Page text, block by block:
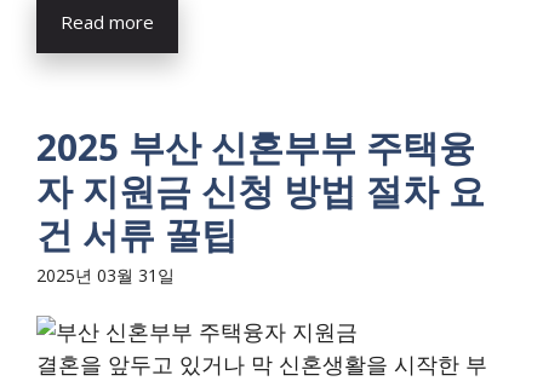
Read more
2025 부산 신혼부부 주택융
자 지원금 신청 방법 절차 요
건 서류 꿀팁
2025년 03월 31일
결혼을 앞두고 있거나 막 신혼생활을 시작한 부